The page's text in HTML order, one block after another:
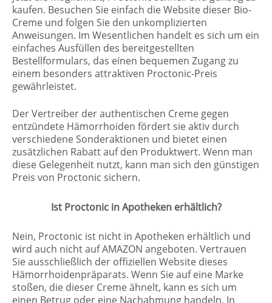
kaufen. Besuchen Sie einfach die Website dieser Bio-
Creme und folgen Sie den unkomplizierten
Anweisungen. Im Wesentlichen handelt es sich um ein
einfaches Ausfüllen des bereitgestellten
Bestellformulars, das einen bequemen Zugang zu
einem besonders attraktiven Proctonic-Preis
gewährleistet.
Der Vertreiber der authentischen Creme gegen
entzündete Hämorrhoiden fördert sie aktiv durch
verschiedene Sonderaktionen und bietet einen
zusätzlichen Rabatt auf den Produktwert. Wenn man
diese Gelegenheit nutzt, kann man sich den günstigen
Preis von Proctonic sichern.
Ist Proctonic in Apotheken erhältlich?
Nein, Proctonic ist nicht in Apotheken erhältlich und
wird auch nicht auf AMAZON angeboten. Vertrauen
Sie ausschließlich der offiziellen Website dieses
Hämorrhoidenpräparats. Wenn Sie auf eine Marke
stoßen, die dieser Creme ähnelt, kann es sich um
einen Betrug oder eine Nachahmung handeln. In